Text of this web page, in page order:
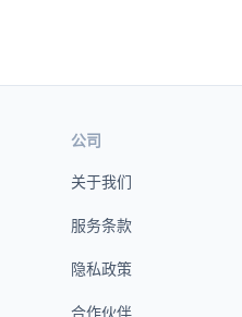
公司
关于我们
服务条款
隐私政策
合作伙伴